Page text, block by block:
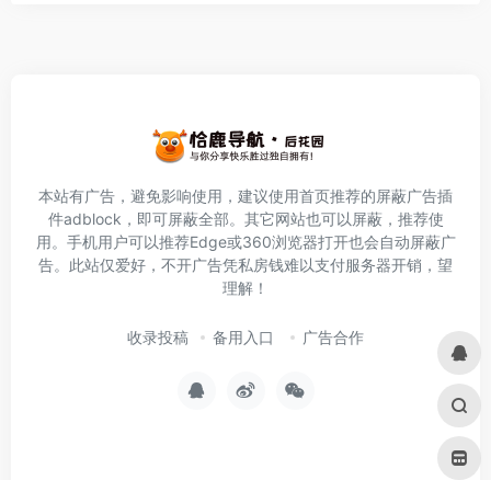
本站有广告，避免影响使用，建议使用首页推荐的屏蔽广告插
件adblock ，即可屏蔽全部。其它网站也可以屏蔽，推荐使
用。手机用户可以推荐Edge或360浏览器打开也会自动屏蔽广
告。此站仅爱好，不开广告凭私房钱难以支付服务器开销，望
理解！
收录投稿 备用入口 广告合作